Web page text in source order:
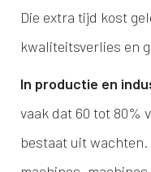
Die extra tijd kost
kwaliteitsverlies en
In productie en
vaak dat 60 tot 80%
bestaat uit